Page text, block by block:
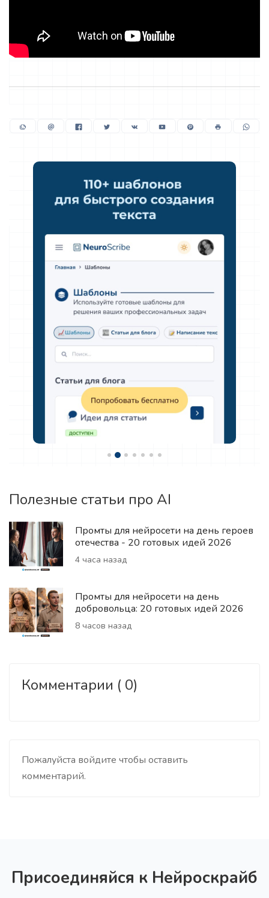
Полезные статьи про AI
Промты для нейросети на день героев
отечества - 20 готовых идей 2026
4 часа назад
Промты для нейросети на день
добровольца: 20 готовых идей 2026
8 часов назад
Комментарии ( 0)
Пожалуйста войдите чтобы оставить
комментарий.
Присоединяйся к Нейроскрайб